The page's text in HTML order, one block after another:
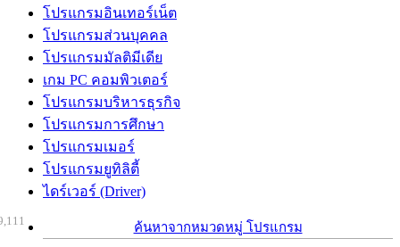
โปรแกรมอินเทอร์เน็ต
โปรแกรมส่วนบุคคล
โปรแกรมมัลติมีเดีย
เกม PC คอมพิวเตอร์
โปรแกรมบริหารธุรกิจ
โปรแกรมการศึกษา
โปรแกรมเมอร์
โปรแกรมยูทิลิตี้
ไดร์เวอร์ (Driver)
ค้นหาจากหมวดหมู่ โปรแกรม